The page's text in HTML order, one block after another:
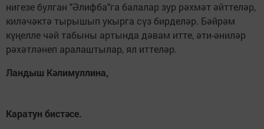
нигезе булган "Әлифба"га балалар зур рәхмәт әйттеләр,
киләчәктә тырышып укырга сүз бирделәр. Бәйрәм
күңелле чәй табыны артында дәвам итте, әти-әниләр
рәхәтләнеп аралаштылар, ял иттеләр.
Ландыш Кәлимуллина,
Каратун бистәсе.